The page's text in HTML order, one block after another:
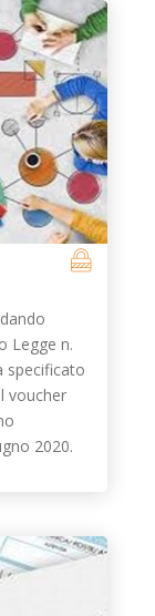
Legge n.
specificato
voucher
2020.